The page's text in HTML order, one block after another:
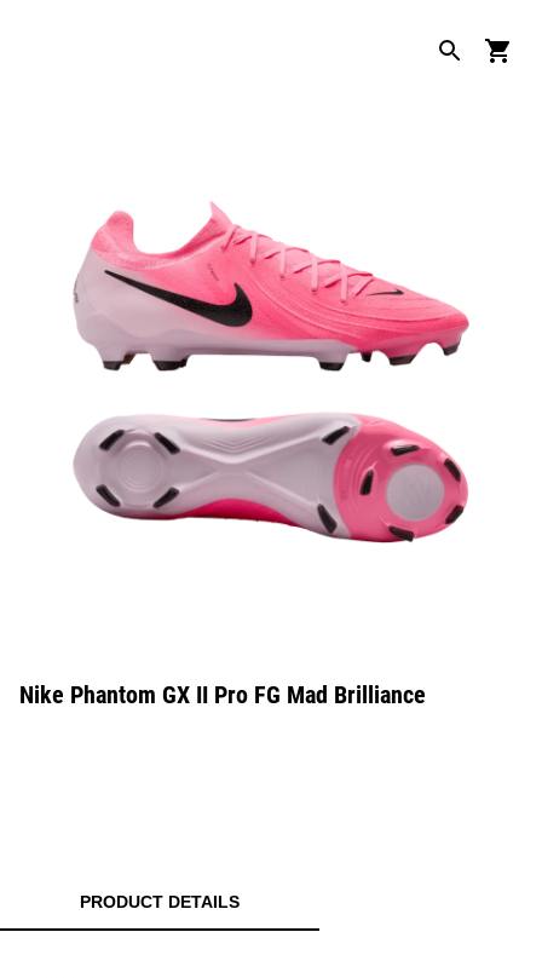
Nike Phantom GX II Pro FG Mad Brilliance
PRODUCT DETAILS